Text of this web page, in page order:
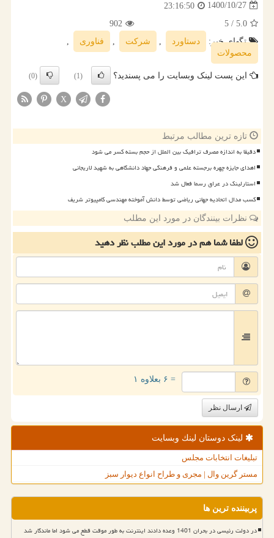
1400/10/27
23:16:50
5.0
/ 5
902
تگهای خبر:
دستاورد , شركت , فناوری
,
محصولات
این پست لینک وبسایت را می پسندید؟ (1)
(0)
X
تازه ترین مطالب مرتبط
دقیقا به اندازه مصرف ترافیک بین الملل از حجم بسته کسر می شود
اهدای جایزه چهره برجسته علمی و فرهنگی جهاد دانشگاهی به شهید لاریجانی
استارلینک در عراق رسما فعال شد
کسب مدال اتحادیه جهانی ریاضی توسط دانش آموخته مهندسی کامپیوتر شریف
نظرات بینندگان در مورد این مطلب
لطفا شما همدر مورد این مطلبنظر دهید
= ۶ بعلاوه ۱
ارسال نظر
لینک دوستان لینك وبسایت
تبلیغات انتخابات مجلس
مستر گرین وال | مجری و طراح انواع دیوار سبز
پربیننده ترین ها
در دولت رئیسی در بحران 1401 وعده دادند اینترنت به طور موقت قطع می شود اما ماندگار شد